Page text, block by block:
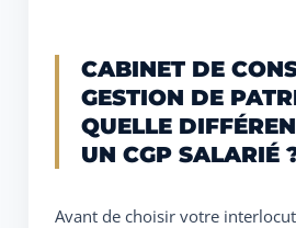
CABINET DE
GESTION DE
QUELLE
UN CGP SALARIÉ
Avant de choisir votre